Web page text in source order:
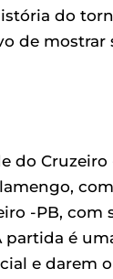
do
de mostrar
do
-PB, com
é
e darem